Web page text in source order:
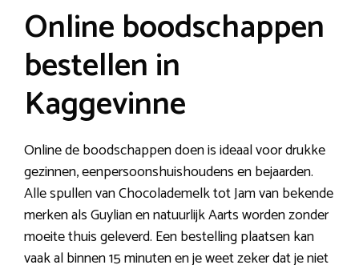
Online boodschappen
bestellen in
Kaggevinne
Online de boodschappen doen is ideaal voor drukke
gezinnen, eenpersoonshuishoudens en bejaarden.
Alle spullen van Chocolademelk tot Jam van bekende
merken als Guylian en natuurlijk Aarts worden zonder
moeite thuis geleverd. Een bestelling plaatsen kan
vaak al binnen 15 minuten en je weet zeker dat je niet